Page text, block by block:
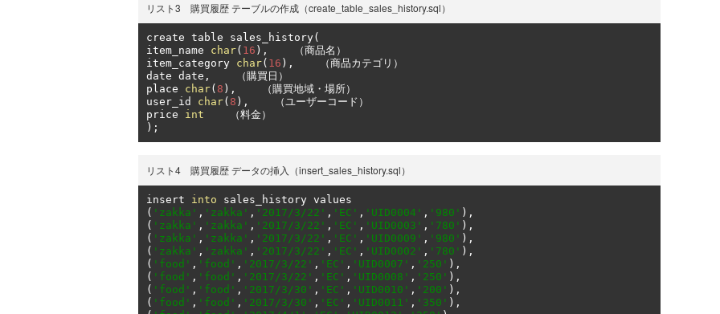
リスト3 購買履歴 テーブルの作成（create_table_sales_history.sql）
create table sales_history(
item_name char( 16 ),
（商品名）
item_category char( 16 ),
（商品カテゴリ）
date date ,
（購買日）
place char( 8 ),
（購買地域・場所）
user_id char( 8 ),
（ユーザーコード）
price int
（料金）
);
リスト4 購買履歴 データの挿入（insert_sales_history.sql）
insert into
( 'zakka' , 'zakka' , '2017/3/22' , 'EC' , 'UID0004' , '980' ),
( 'zakka' , 'zakka' , '2017/3/22' , 'EC' , 'UID0003' , '780' ),
( 'zakka' , 'zakka' , '2017/3/22' , 'EC' , 'UID0009' , '980' ),
( 'zakka' , 'zakka' , '2017/3/22' , 'EC' , 'UID0002' , '780' ),
( 'food' , 'food' , '2017/3/22' , 'EC' , 'UID0007' , '250' ),
( 'food' , 'food' , '2017/3/22' , 'EC' , 'UID0008' , '250' ),
( 'food' , 'food' , '2017/3/30' , 'EC' , 'UID0010' , '200' ),
( 'food' , 'food' , '2017/3/30' , 'EC' , 'UID0011' , '350' ),